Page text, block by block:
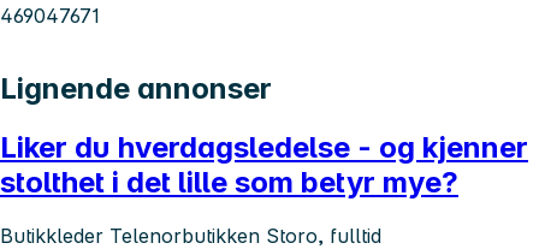
469047671
Lignende annonser
Liker du hverdagsledelse - og kjenner
stolthet i det lille som betyr mye?
Butikkleder Telenorbutikken Storo, fulltid